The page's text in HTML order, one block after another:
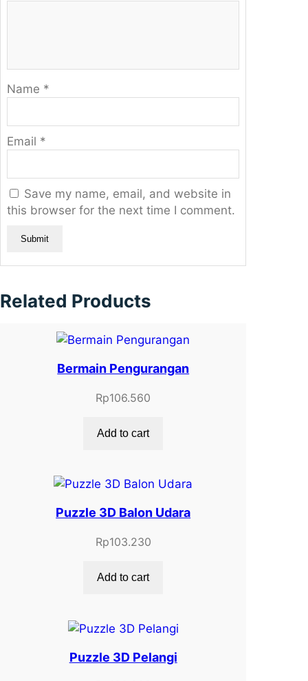
Name *
Email *
Save my name, email, and website in
this browser for the next time I comment.
Related Products
Bermain Pengurangan
Rp106.560
Add to cart
Puzzle 3D Balon Udara
Rp103.230
Add to cart
Puzzle 3D Pelangi